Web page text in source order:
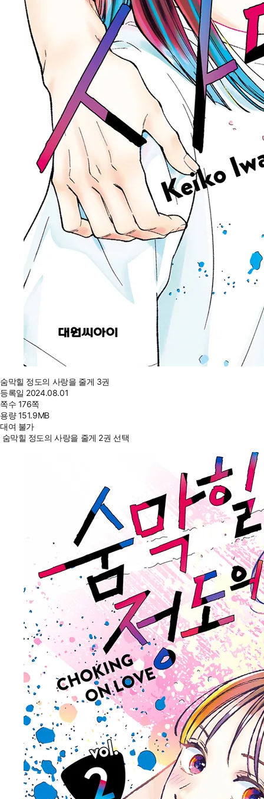
숨막힐 정도의 사랑을 줄게 3권
등록일 2024.08.01
쪽수 176쪽
용량151.9MB
대여 불가
숨막힐 정도의 사랑을 줄게 2권 선택